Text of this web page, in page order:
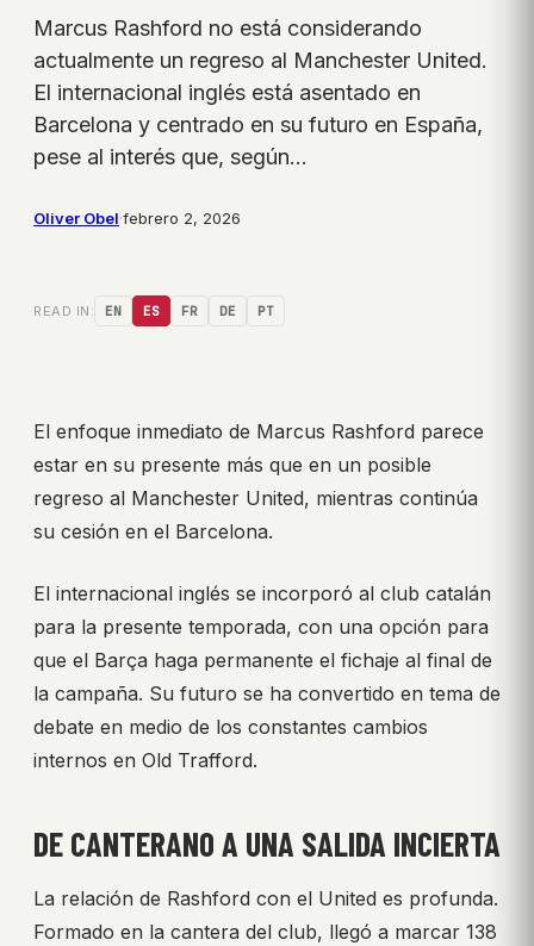
Marcus Rashford no está considerando
actualmente un regreso al Manchester United.
El internacional inglés está asentado en
Barcelona y centrado en su futuro en España,
pese al interés que, según…
Oliver Obel·febrero 2, 2026
READ IN: EN ES FR DE PT
El enfoque inmediato de Marcus Rashford parece
estar en su presente más que en un posible
regreso al Manchester United, mientras continúa
su cesión en el Barcelona.
El internacional inglés se incorporó al club catalán
para la presente temporada, con una opción para
que el Barça haga permanente el fichaje al final de
la campaña. Su futuro se ha convertido en tema de
debate en medio de los constantes cambios
internos en Old Trafford.
DE CANTERANO A UNA SALIDA INCIERTA
La relación de Rashford con el United es profunda.
Formado en la cantera del club, llegó a marcar 138